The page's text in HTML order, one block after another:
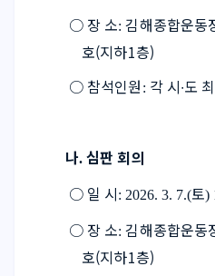
○ 장 소: 김해종합운동
호(지하1층)
○ 참석인원 : 각 시∙도
나. 심판 회의
○ 일 시: 2026. 3. 7.(토)
○ 장 소: 김해종합운동
호(지하1층)